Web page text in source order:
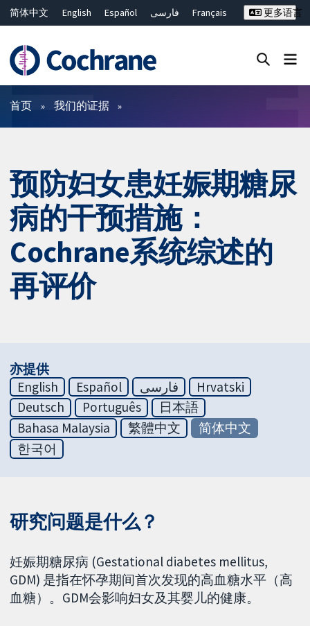
简体中文 English Español فارسی
Français
ไทย
繁體中文
更多语言
过滤
首页 我们的证据
预防妇女患妊娠期糖尿
病的干预措施：
Cochrane系统综述的
再评价
亦提供
English
Español فارسی
Hrvatski
Deutsch
Português
日本語
Bahasa Malaysia
繁體中文
简体中文
한국어
研究问题是什么？
妊娠期糖尿病 (Gestational diabetes mellitus,
GDM) 是指在怀孕期间首次发现的高血糖水平（高
血糖）。GDM会影响妇女及其婴儿的健康。